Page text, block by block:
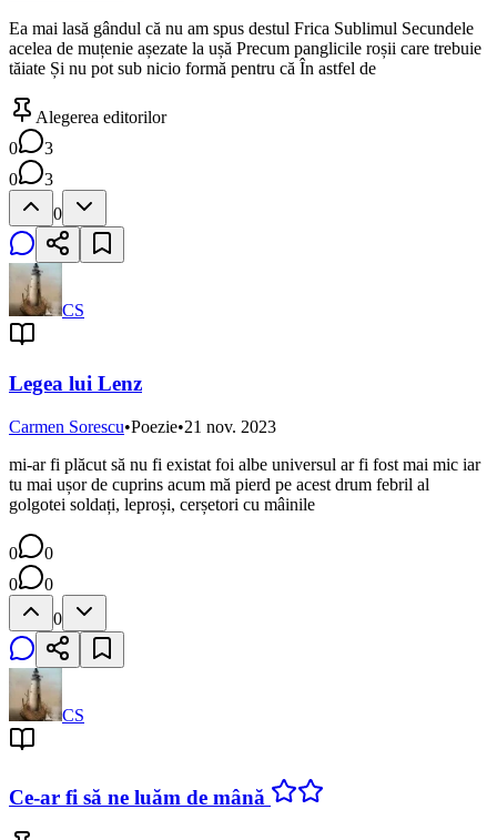
Ea mai lasă gândul că nu am spus destul Frica Sublimul Secundele
acelea de muțenie așezate la ușă Precum panglicile roșii care trebuie
tăiate Și nu pot sub nicio formă pentru că În astfel de
Alegerea editorilor
0
3
0
3
0
CS
Legea lui Lenz
Carmen Sorescu•Poezie•21 nov. 2023
mi-ar fi plăcut să nu fi existat foi albe universul ar fi fost mai mic iar
tu mai ușor de cuprins acum mă pierd pe acest drum febril al
golgotei soldați, leproși, cerșetori cu mâinile
0
0
0
0
0
CS
Ce-ar fi să ne luăm de mână